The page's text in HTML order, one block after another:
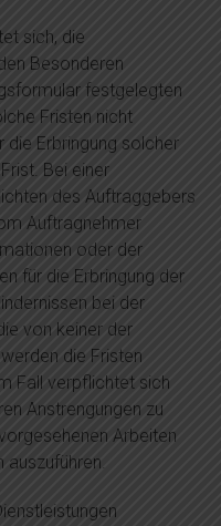
sich, die
Besonderen
festgelegten
Fristen nicht
die Erbringung solcher
Bei einer
des Auftraggebers
Auftragnehmer
oder der
für die Erbringung der
bei der
von keiner der
die Fristen
Fall verpflichtet sich
Anstrengungen zu
Arbeiten